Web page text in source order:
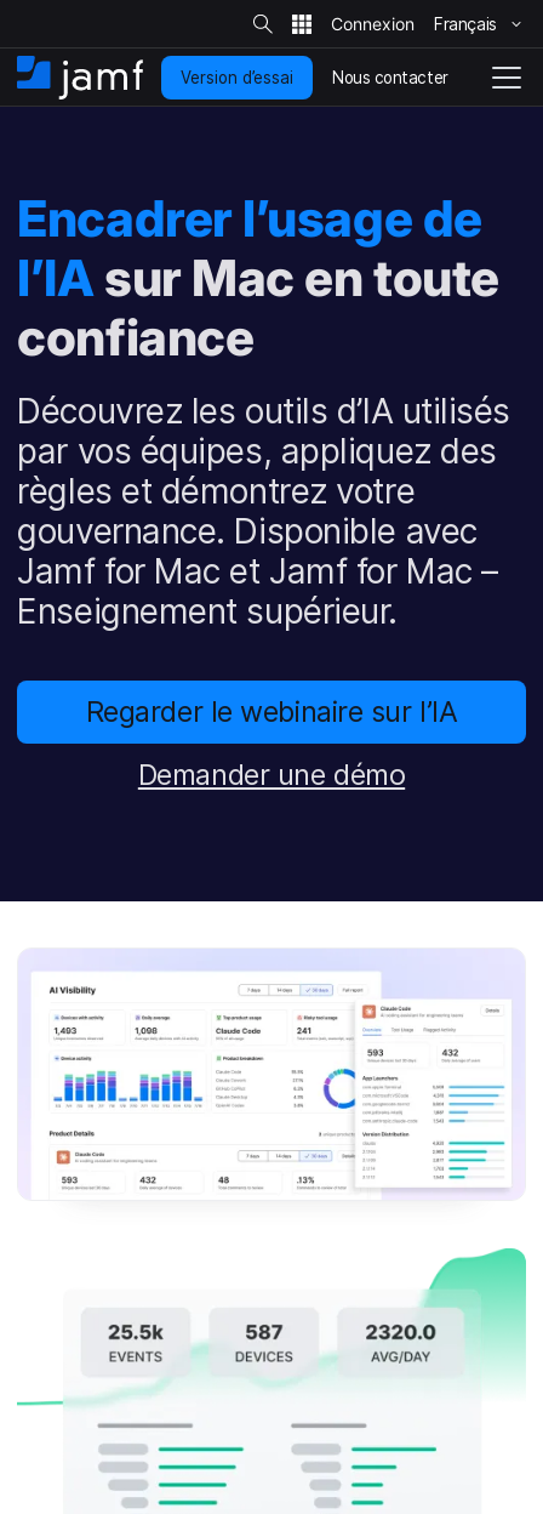
a
s
s
u
c
n
e
n
p
r
i
n
c
i
p
a
l
R
e
c
h
e
r
c
u
r
s
i
t
Français
A
c
N
a
é
p
Version d’essai Nous contacter
Encadrer l’usage de
l’IA sur Mac en toute
confiance
Découvrez les outils d’IA utilisés
par vos équipes, appliquez des
règles et démontrez votre
gouvernance. Disponible avec
Jamf for Mac et Jamf for Mac –
Enseignement supérieur.
Regarder le webinaire sur l’IA
Demander une démo